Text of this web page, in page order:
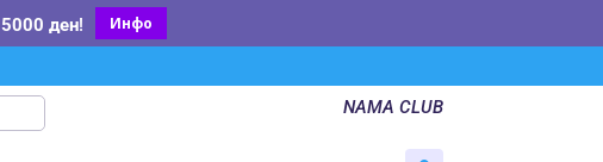
5000 ден! Инфо
NAMA CLUB